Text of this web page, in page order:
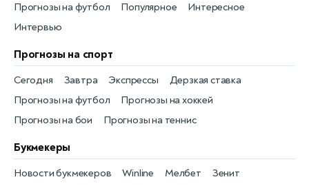
Прогнозы на футбол Популярное Интересное
Интервью
Прогнозы на спорт
Прогнозы на футбол
Сегодня
Прогнозы на хоккей
Завтра
Прогнозы на бои
Экспрессы
Прогнозы на теннис
Дерзкая ставка
Букмекеры
Новости букмекеров
Winline
Мелбет
Зенит